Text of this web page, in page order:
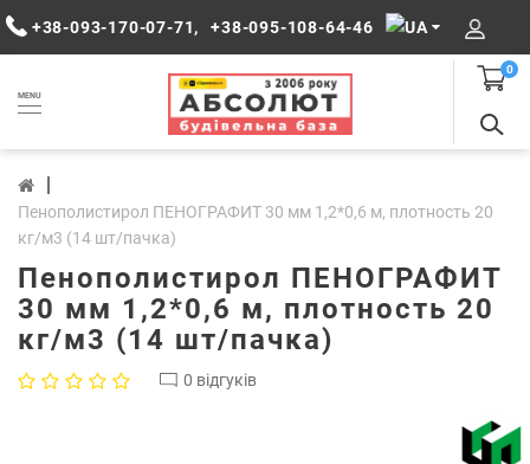
+38-093-170-07-71, +38-095-108-64-46
MENU
0
Пенополистирол ПЕНОГРАФИТ 30 мм 1,2*0,6 м, плотность 20
кг/м3 (14 шт/пачка)
Пенополистирол ПЕНОГРАФИТ
30 мм 1,2*0,6 м, плотность 20
кг/м3 (14 шт/пачка)
0 відгуків